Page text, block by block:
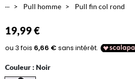
...
Pull homme Pull fin col rond
19,99 €
Couleur : Noir